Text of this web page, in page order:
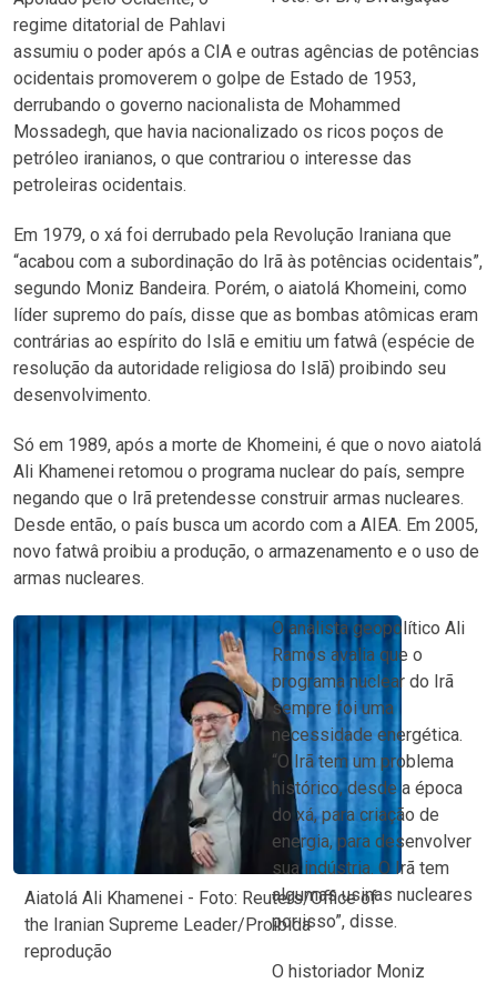
regime ditatorial de Pahlavi
assumiu o poder após a CIA e outras agências de potências
ocidentais promoverem o golpe de Estado de 1953,
derrubando o governo nacionalista de Mohammed
Mossadegh, que havia nacionalizado os ricos poços de
petróleo iranianos, o que contrariou o interesse das
petroleiras ocidentais.
Em 1979, o xá foi derrubado pela Revolução Iraniana que
“acabou com a subordinação do Irã às potências ocidentais”,
segundo Moniz Bandeira. Porém, o aiatolá Khomeini, como
líder supremo do país, disse que as bombas atômicas eram
contrárias ao espírito do Islã e emitiu um fatwâ (espécie de
resolução da autoridade religiosa do Islã) proibindo seu
desenvolvimento.
Só em 1989, após a morte de Khomeini, é que o novo aiatolá
Ali Khamenei retomou o programa nuclear do país, sempre
negando que o Irã pretendesse construir armas nucleares.
Desde então, o país busca um acordo com a AIEA. Em 2005,
novo fatwâ proibiu a produção, o armazenamento e o uso de
armas nucleares.
Aiatolá Ali Khamenei - Foto: Reuters/Office of
the Iranian Supreme Leader/Proibida
reprodução
O analista geopolítico Ali
Ramos avalia que o
programa nuclear do Irã
sempre foi uma
necessidade energética.
“O Irã tem um problema
histórico, desde a época
do xá, para criação de
energia, para desenvolver
sua indústria. O Irã tem
algumas usinas nucleares
por isso”, disse.
O historiador Moniz